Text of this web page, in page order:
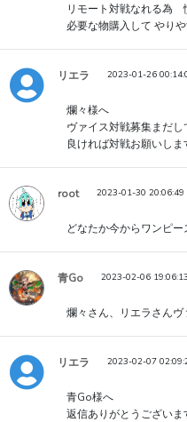
リモート対戦なれる為
必要な物購入して やり
リエラ 2023-01-26
爛々様へ
ヴァイス対戦募集まだし
良ければ対戦お願いしま
root 2023-01-30 20:06:49
どなたか今からワンピ
青Go 2023-02-06 19:06:13
爛々さん、リエラさん
リエラ 2023-02-07
青Go様へ
返信ありがとうございま